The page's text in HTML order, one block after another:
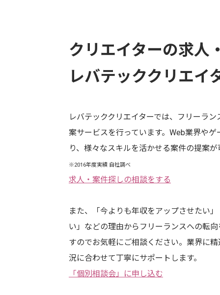
クリエイターの求人
レバテッククリエイ
レバテッククリエイターでは、フリーラ
案サービスを行っています。Web業界や
り、様々なスキルを活かせる案件の提案が
※2016年度実績 自社調べ
求人・案件探しの相談をする
また、「今よりも年収をアップさせたい
い」などの理由からフリーランスへの転向
すのでお気軽にご相談ください。業界に
況に合わせて丁寧にサポートします。
「個別相談会」に申し込む